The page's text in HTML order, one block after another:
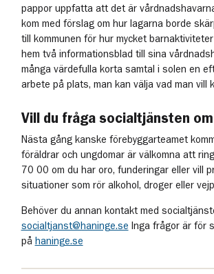
pappor uppfatta att det är
kom med förslag om hur lagarna borde
till kommunen för hur mycket
hem två informationsblad till sina
många värdefulla korta samtal i solen en
arbete på plats, man kan välja vad man vill
Vill du fråga socialtjänsten
Nästa gång kanske förebyggarteamet
föräldrar och ungdomar är välkomna att
70 00 om du har oro, funderingar eller vill
situationer som rör alkohol, droger eller
Behöver du annan kontakt med
socialtjanst@haninge.se Inga frågor är för
på haninge.se